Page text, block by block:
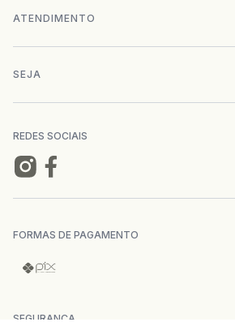
Conecte-se
Login
Meus pedidos
Wishlist
ATENDIMENTO
Compra Segura
Entrega e Frete
Trocas e Devoluções
Direito de Arrependimento
SEJA
REDES SOCIAIS
FORMAS DE PAGAMENTO
SEGURANÇA